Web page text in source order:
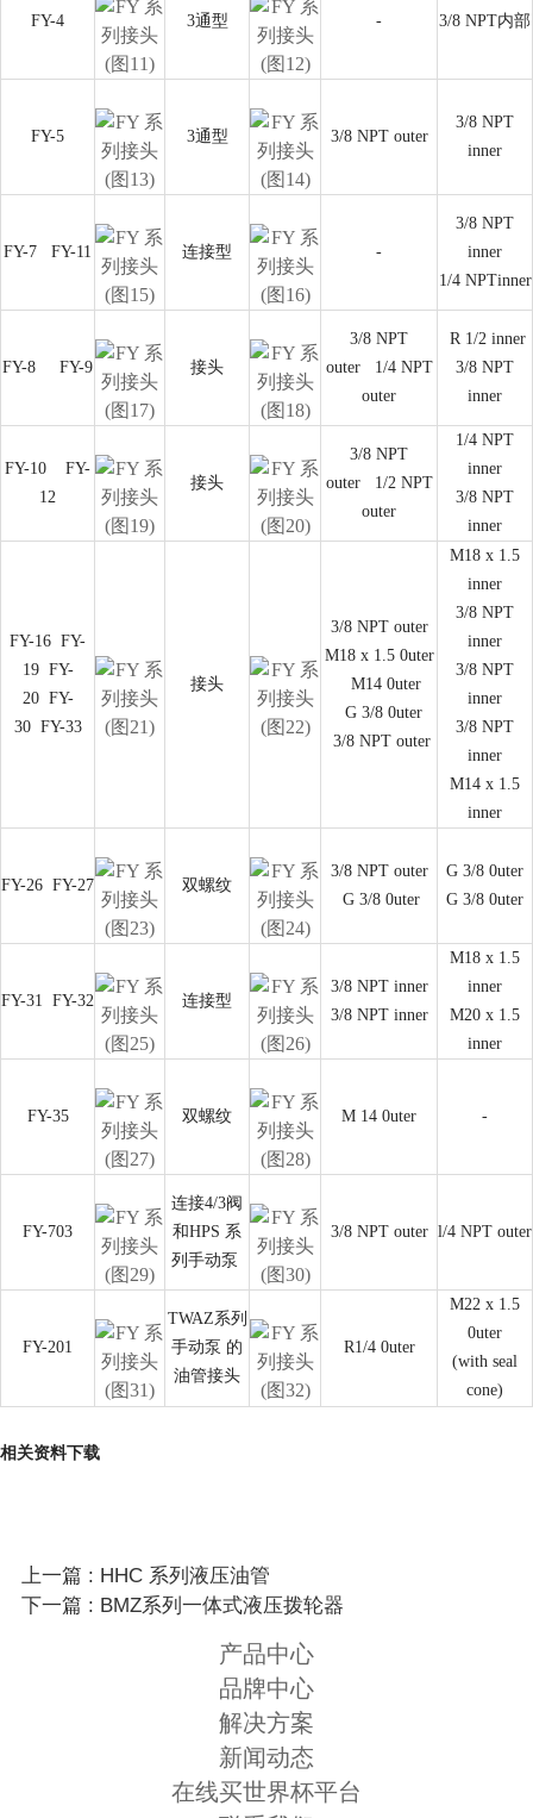
FY-4 3通型 - 3/8 NPT内部
FY-5 3通型 3/8 NPT outer
3/8 NPT
inner
FY-7 FY-11 连接型 -
3/8 NPT
inner
1/4 NPTinner
FY-8 FY-9 接头
3/8 NPT
outer
1/4 NPT
outer
R 1/2 inner
3/8 NPT
inner
FY-10
FY-
12
接头
3/8 NPT
outer
1/2 NPT
outer
1/4 NPT
inner
3/8 NPT
inner
FY-16 FY-
19 FY-
20 FY-
30 FY-33
接头
3/8 NPT outer
M18 x 1.5 0uter
M14 0uter
G 3/8 0uter
3/8 NPT outer
M18 x 1.5
inner
3/8 NPT
inner
3/8 NPT
inner
3/8 NPT
inner
M14 x 1.5
inner
FY-26 FY-27 双螺纹
3/8 NPT outer
G 3/8 0uter
G 3/8 0uter
G 3/8 0uter
FY-31 FY-32 连接型
3/8 NPT inner
3/8 NPT inner
M18 x 1.5
inner
M20 x 1.5
inner
FY-35 双螺纹 M 14 0uter -
FY-703
连接4/3阀
和HPS 系
列手动泵
3/8 NPT outer l/4 NPT outer
FY-201
TWAZ系列
手动泵 的
油管接头
R1/4 0uter
M22 x 1.5
0uter
(with seal
cone)
相关资料下载
上一篇 : HHC 系列液压油管
下一篇 : BMZ系列一体式液压拨轮器
产品中心
品牌中心
解决方案
新闻动态
在线买世界杯平台